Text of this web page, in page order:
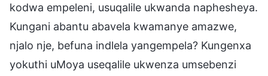
kodwa empeleni, usuqalile ukwanda naphesheya.
Kungani abantu abavela kwamanye amazwe,
njalo nje, befuna indlela yangempela? Kungenxa
yokuthi uMoya useqalile ukwenza umsebenzi